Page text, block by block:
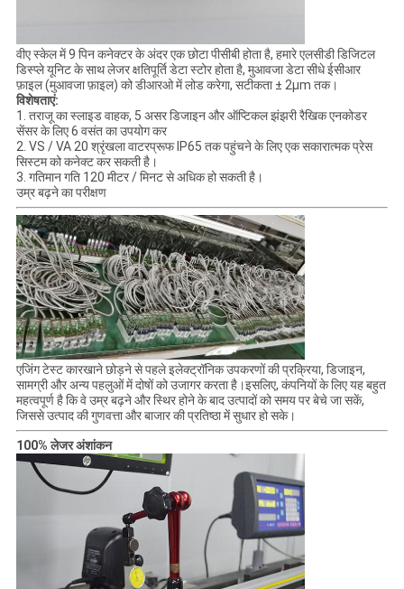
वीए स्केल में 9 पिन कनेक्टर के अंदर एक छोटा पीसीबी होता है, हमारे एलसीडी डिजिटल
डिस्प्ले यूनिट के साथ लेजर क्षतिपूर्ति डेटा स्टोर होता है, मुआवजा डेटा सीधे ईसीआर
फ़ाइल (मुआवजा फ़ाइल) को डीआरओ में लोड करेगा, सटीकता ± 2μm तक।
विशेषताएं:
1. तराजू का स्लाइड वाहक, 5 असर डिजाइन और ऑप्टिकल झंझरी रैखिक एनकोडर
सेंसर के लिए 6 वसंत का उपयोग कर
2. VS / VA 20 श्रृंखला वाटरप्रूफ IP65 तक पहुंचने के लिए एक सकारात्मक प्रेस
सिस्टम को कनेक्ट कर सकती है।
3. गतिमान गति 120 मीटर / मिनट से अधिक हो सकती है।
उम्र बढ़ने का परीक्षण
एजिंग टेस्ट कारखाने छोड़ने से पहले इलेक्ट्रॉनिक उपकरणों की प्रक्रिया, डिजाइन,
सामग्री और अन्य पहलुओं में दोषों को उजागर करता है।इसलिए, कंपनियों के लिए यह बहुत
महत्वपूर्ण है कि वे उम्र बढ़ने और स्थिर होने के बाद उत्पादों को समय पर बेचे जा सकें,
जिससे उत्पाद की गुणवत्ता और बाजार की प्रतिष्ठा में सुधार हो सके।
100% लेजर अंशांकन